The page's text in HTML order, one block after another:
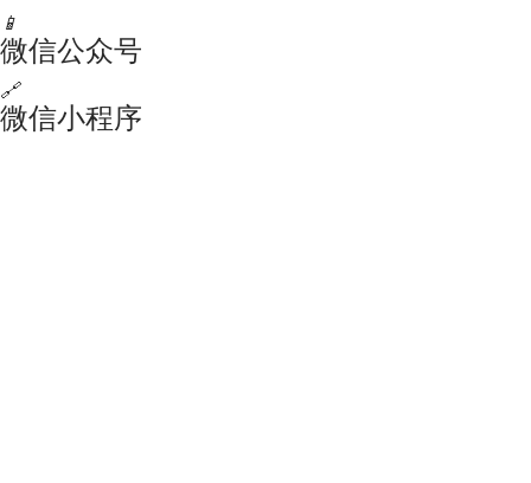
📱
微信公众号
🔗
微信小程序